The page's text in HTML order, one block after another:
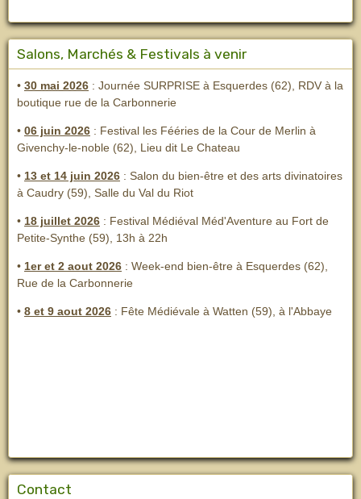
Salons, Marchés & Festivals à venir
• 30 mai 2026 : Journée SURPRISE à Esquerdes (62), RDV à la
boutique rue de la Carbonnerie
• 06 juin 2026 : Festival les Fééries de la Cour de Merlin à
Givenchy-le-noble (62), Lieu dit Le Chateau
• 13 et 14 juin 2026 : Salon du bien-être et des arts divinatoires
à Caudry (59), Salle du Val du Riot
• 18 juillet 2026 : Festival Médiéval Méd'Aventure au Fort de
Petite-Synthe (59), 13h à 22h
• 1er et 2 aout 2026 : Week-end bien-être à Esquerdes (62),
Rue de la Carbonnerie
• 8 et 9 aout 2026 : Fête Médiévale à Watten (59), à l'Abbaye
Contact